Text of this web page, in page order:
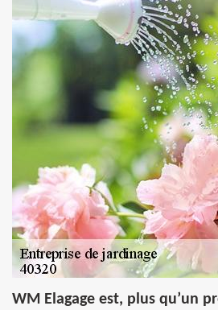
WM Elagage est, plus qu’un